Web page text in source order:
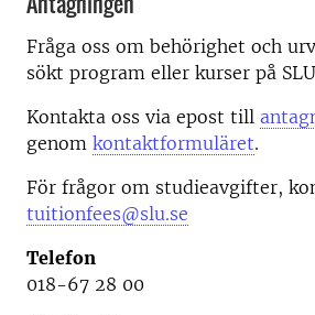
Fråga oss om behörighet och
sökt program eller kurser på
Kontakta oss via epost till
genom kontaktformuläret.
För frågor om studieavgifter,
tuitionfees@slu.se
Telefon
018-67 28 00